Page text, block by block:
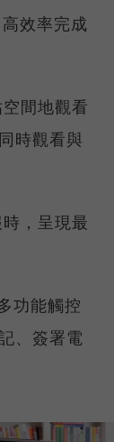
效率完成
間地觀看
時觀看與
，呈現最
功能觸控
、簽署電